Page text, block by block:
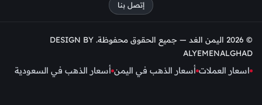
إتصل بنا
© 2026 اليمن الغد — جميع الحقوق محفوظة. DESIGN BY
ALYEMENALGHAD
اسعار العملات أسعار الذهب في اليمن أسعار الذهب في السعودية